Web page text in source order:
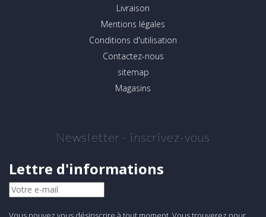
Livraison
Mentions légales
Conditions d'utilisation
Contactez-nous
sitemap
Magasins
Newsletter - inscrivez-vous
Lettre d'informations